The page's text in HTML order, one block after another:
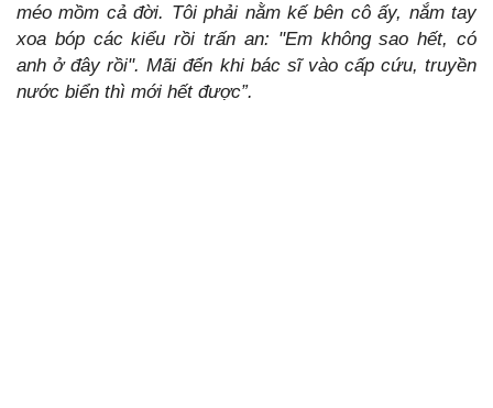
méo mồm cả đời. Tôi phải nằm kế bên cô ấy, nắm tay
xoa bóp các kiểu rồi trấn an: "Em không sao hết, có
anh ở đây rồi". Mãi đến khi bác sĩ vào cấp cứu, truyền
nước biển thì mới hết được”.